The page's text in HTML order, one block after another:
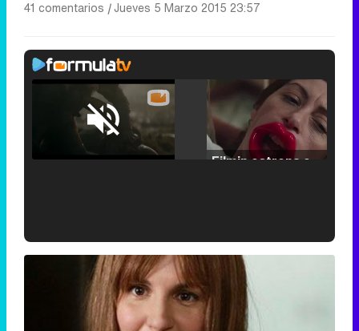
41 comentarios |Jueves 5 Marzo 2015 23:57
Unmute /
Loaded:
25.30%
'120 Minutos' celebra sus 2.000 programas en Telemadrid con un vídeo del día a día en la redacción